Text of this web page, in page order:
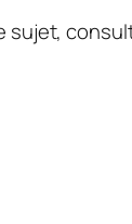
sujet,